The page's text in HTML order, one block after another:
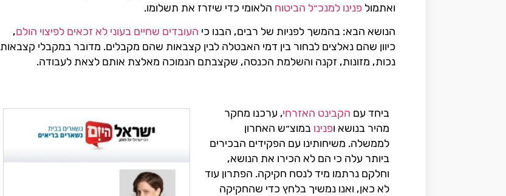
ואתמול פנינו למנכ״ל הביטוח הלאומי כדי שיזרז את תשלומו.
הנושא הבא: בהמשך לפניות של רבים, הבנו כי העובדים שחיים בעוני לא זכאים לפיצוי הולם,
כיוון שהם נאלצים לבחור בין דמי האבטלה לבין קצבאות שהם מקבלים. מדובר במקבלי קצבאות
נכות, מזונות, זקנה והשלמת הכנסה, שקצבתם הנמוכה מאלצת אותם לצאת לעבודה.
ביחד עם הקבינט האזרחי, ערכנו מחקר
מהיר בנושא ופנינו במוצ״ש האחרון
לממשלה. משיחותינו עם הפקידים הבכירים
ביותר עלה כי הם לא הכירו את הנושא,
וחלקם נרתמו מיד לנסח חקיקה. הפתרון עוד
לא כאן, ואנו נמשיך בלחץ כדי שהחקיקה